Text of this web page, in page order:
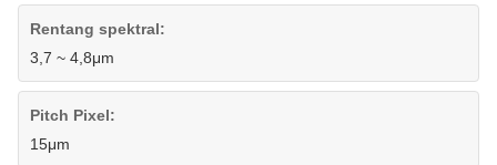
Rentang spektral:
3,7 ~ 4,8μm
Pitch Pixel:
15μm